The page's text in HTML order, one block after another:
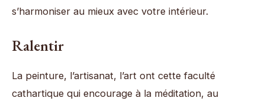
s’harmoniser au mieux avec votre intérieur.
Ralentir
La peinture, l’artisanat, l’art ont cette faculté
cathartique qui encourage à la méditation, au